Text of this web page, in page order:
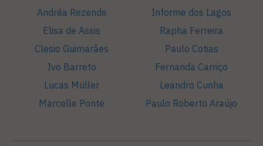
Andréa Rezende
Elisa de Assis
Clesio Guimarães
Ivo Barreto
Lucas Müller
Marcelle Ponté
Informe dos Lagos
Rapha Ferreira
Paulo Cotias
Fernanda Carriço
Leandro Cunha
Paulo Roberto Araújo